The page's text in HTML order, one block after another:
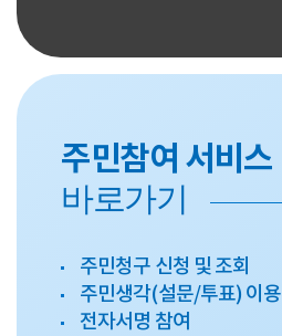
주민참여 서비스
바로가기
주민청구 신청 및 조회
주민생각(설문/투표) 이용
전자서명 참여